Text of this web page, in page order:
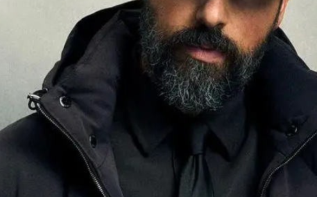
球 鞋
生 活
科 技
关于我们 联系我们